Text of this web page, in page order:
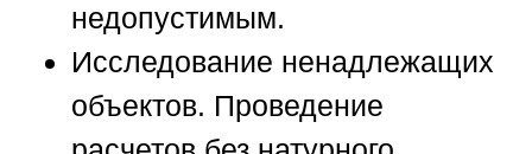
недопустимым.
Исследование ненадлежащих
объектов. Проведение